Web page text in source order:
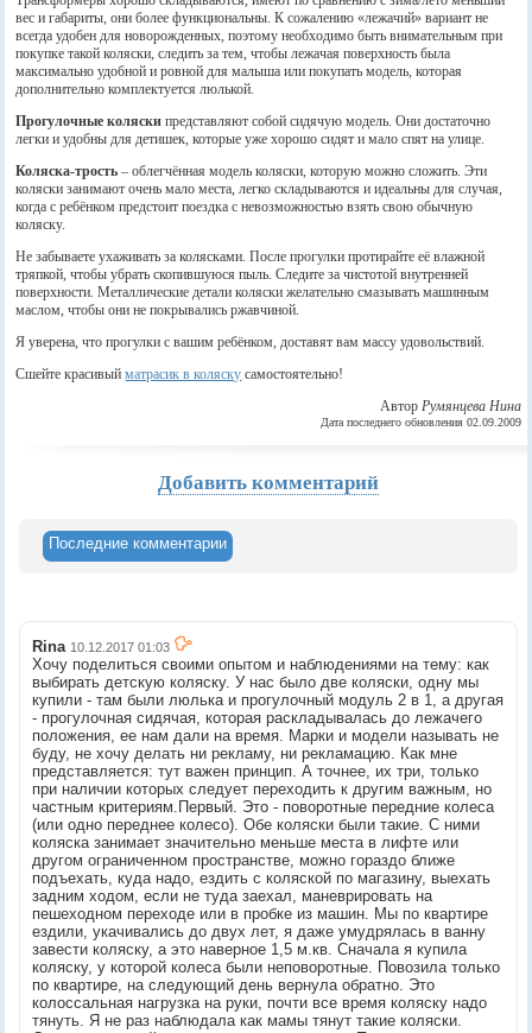
вес и габариты, они более функциональны. К сожалению «лежачий» вариант не
всегда удобен для новорожденных, поэтому необходимо быть внимательным при
покупке такой коляски, следить за тем, чтобы лежачая поверхность была
максимально удобной и ровной для малыша или покупать модель, которая
дополнительно комплектуется люлькой.
Прогулочные коляски представляют собой сидячую модель. Они достаточно
легки и удобны для детишек, которые уже хорошо сидят и мало спят на улице.
Коляска-трость – облегчённая модель коляски, которую можно сложить. Эти
коляски занимают очень мало места, легко складываются и идеальны для случая,
когда с ребёнком предстоит поездка с невозможностью взять свою обычную
коляску.
Не забываете ухаживать за колясками. После прогулки протирайте её влажной
тряпкой, чтобы убрать скопившуюся пыль. Следите за чистотой внутренней
поверхности. Металлические детали коляски желательно смазывать машинным
маслом, чтобы они не покрывались ржавчиной.
Я уверена, что прогулки с вашим ребёнком, доставят вам массу удовольствий.
Сшейте красивыйматрасик в коляску самостоятельно!
АвторРумянцева Нина
Дата последнего обновления 02.09.2009
Добавить комментарий
Последние комментарии
Rina 10.12.2017 01:03
Хочу поделиться своими опытом и наблюдениями на тему: как
выбирать детскую коляску. У нас было две коляски, одну мы
купили - там были люлька и прогулочный модуль 2 в 1, а другая
- прогулочная сидячая, которая раскладывалась до лежачего
положения, ее нам дали на время. Марки и модели называть не
буду, не хочу делать ни рекламу, ни рекламацию. Как мне
представляется: тут важен принцип. А точнее, их три, только
при наличии которых следует переходить к другим важным, но
частным критериям.Первый. Это - поворотные передние колеса
(или одно переднее колесо). Обе коляски были такие. С ними
коляска занимает значительно меньше места в лифте или
другом ограниченном пространстве, можно гораздо ближе
подъехать, куда надо, ездить с коляской по магазину, выехать
задним ходом, если не туда заехал, маневрировать на
пешеходном переходе или в пробке из машин. Мы по квартире
ездили, укачивались до двух лет, я даже умудрялась в ванну
завести коляску, а это наверное 1,5 м.кв. Сначала я купила
коляску, у которой колеса были неповоротные. Повозила только
по квартире, на следующий день вернула обратно. Это
колоссальная нагрузка на руки, почти все время коляску надо
тянуть. Я не раз наблюдала как мамы тянут такие коляски.